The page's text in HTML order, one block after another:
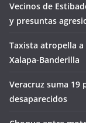
Vecinos de
y presuntas
Taxista atropella
Xalapa-Banderilla
Veracruz suma 19
desaparecidos